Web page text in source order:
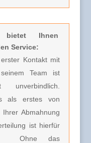
bietet Ihnen
Service:
Kontakt mit
Team ist
als erstes von
Abmahnung
ist hierfür
Ohne das